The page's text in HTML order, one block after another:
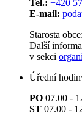
Tel.: +420
E-mail:
Starosta
Další
v sekci
Úřední
PO 07.00 -
ST 07.00 -